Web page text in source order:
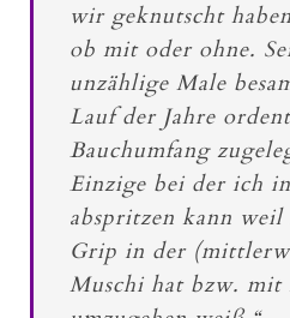
wir geknutscht
ob mit oder ohne.
unzählige Male
Lauf der Jahre
Bauchumfang
Einzige bei der ich
abspritzen kann weil
Grip in der
Muschi hat bzw. mit